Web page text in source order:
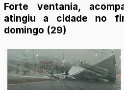
Forte ventania,
atingiu a cidade no
domingo (29)